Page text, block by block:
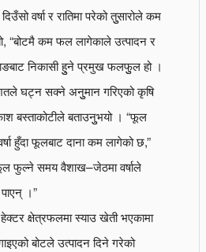
वर्षा र रातिमा परेको तुुसारोले कम
“बोटमै कम फल लागेकाले उत्पादन र
निकासी हुुने प्रमुख फलफुुल हो ।
घट्न सक्ने अनुुमान गरिएको कृषि
बस्ताकोटीले बताउनुुभयो । “फूल
हुँदा फूलबाट दाना कम लागेको छ,”
फुल्ने समय वैशाख–जेठमा वर्षाले
।”
क्षेत्रफलमा स्याउ खेती भएकामा
बोटले उत्पादन दिने गरेको